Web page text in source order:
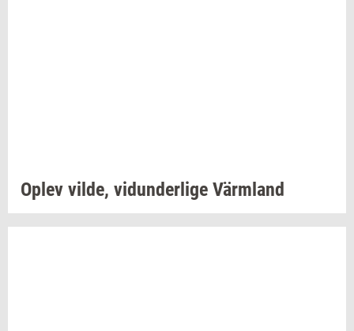
Oplev vilde, vi­dun­der­li­ge Värmland